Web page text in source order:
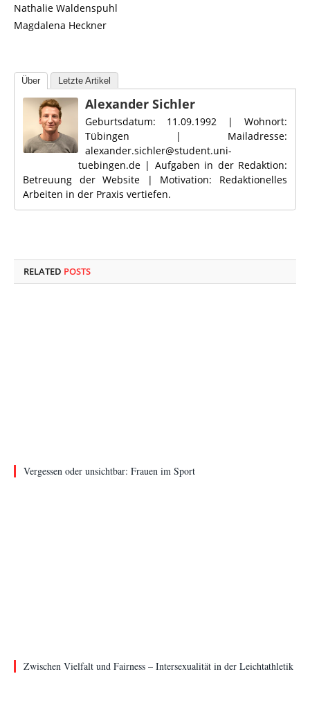
Nathalie Waldenspuhl
Magdalena Heckner
Über Letzte Artikel
Alexander Sichler
Geburtsdatum: 11.09.1992 | Wohnort:
Tübingen | Mailadresse:
alexander.sichler@student.uni-
tuebingen.de | Aufgaben in der Redaktion:
Betreuung der Website | Motivation: Redaktionelles
Arbeiten in der Praxis vertiefen.
RELATED POSTS
Vergessen oder unsichtbar: Frauen im Sport
Zwischen Vielfalt und Fairness – Intersexualität in der Leichtathletik